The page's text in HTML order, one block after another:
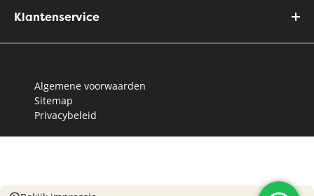
Klantenservice
Algemene voorwaarden
Sitemap
Privacybeleid